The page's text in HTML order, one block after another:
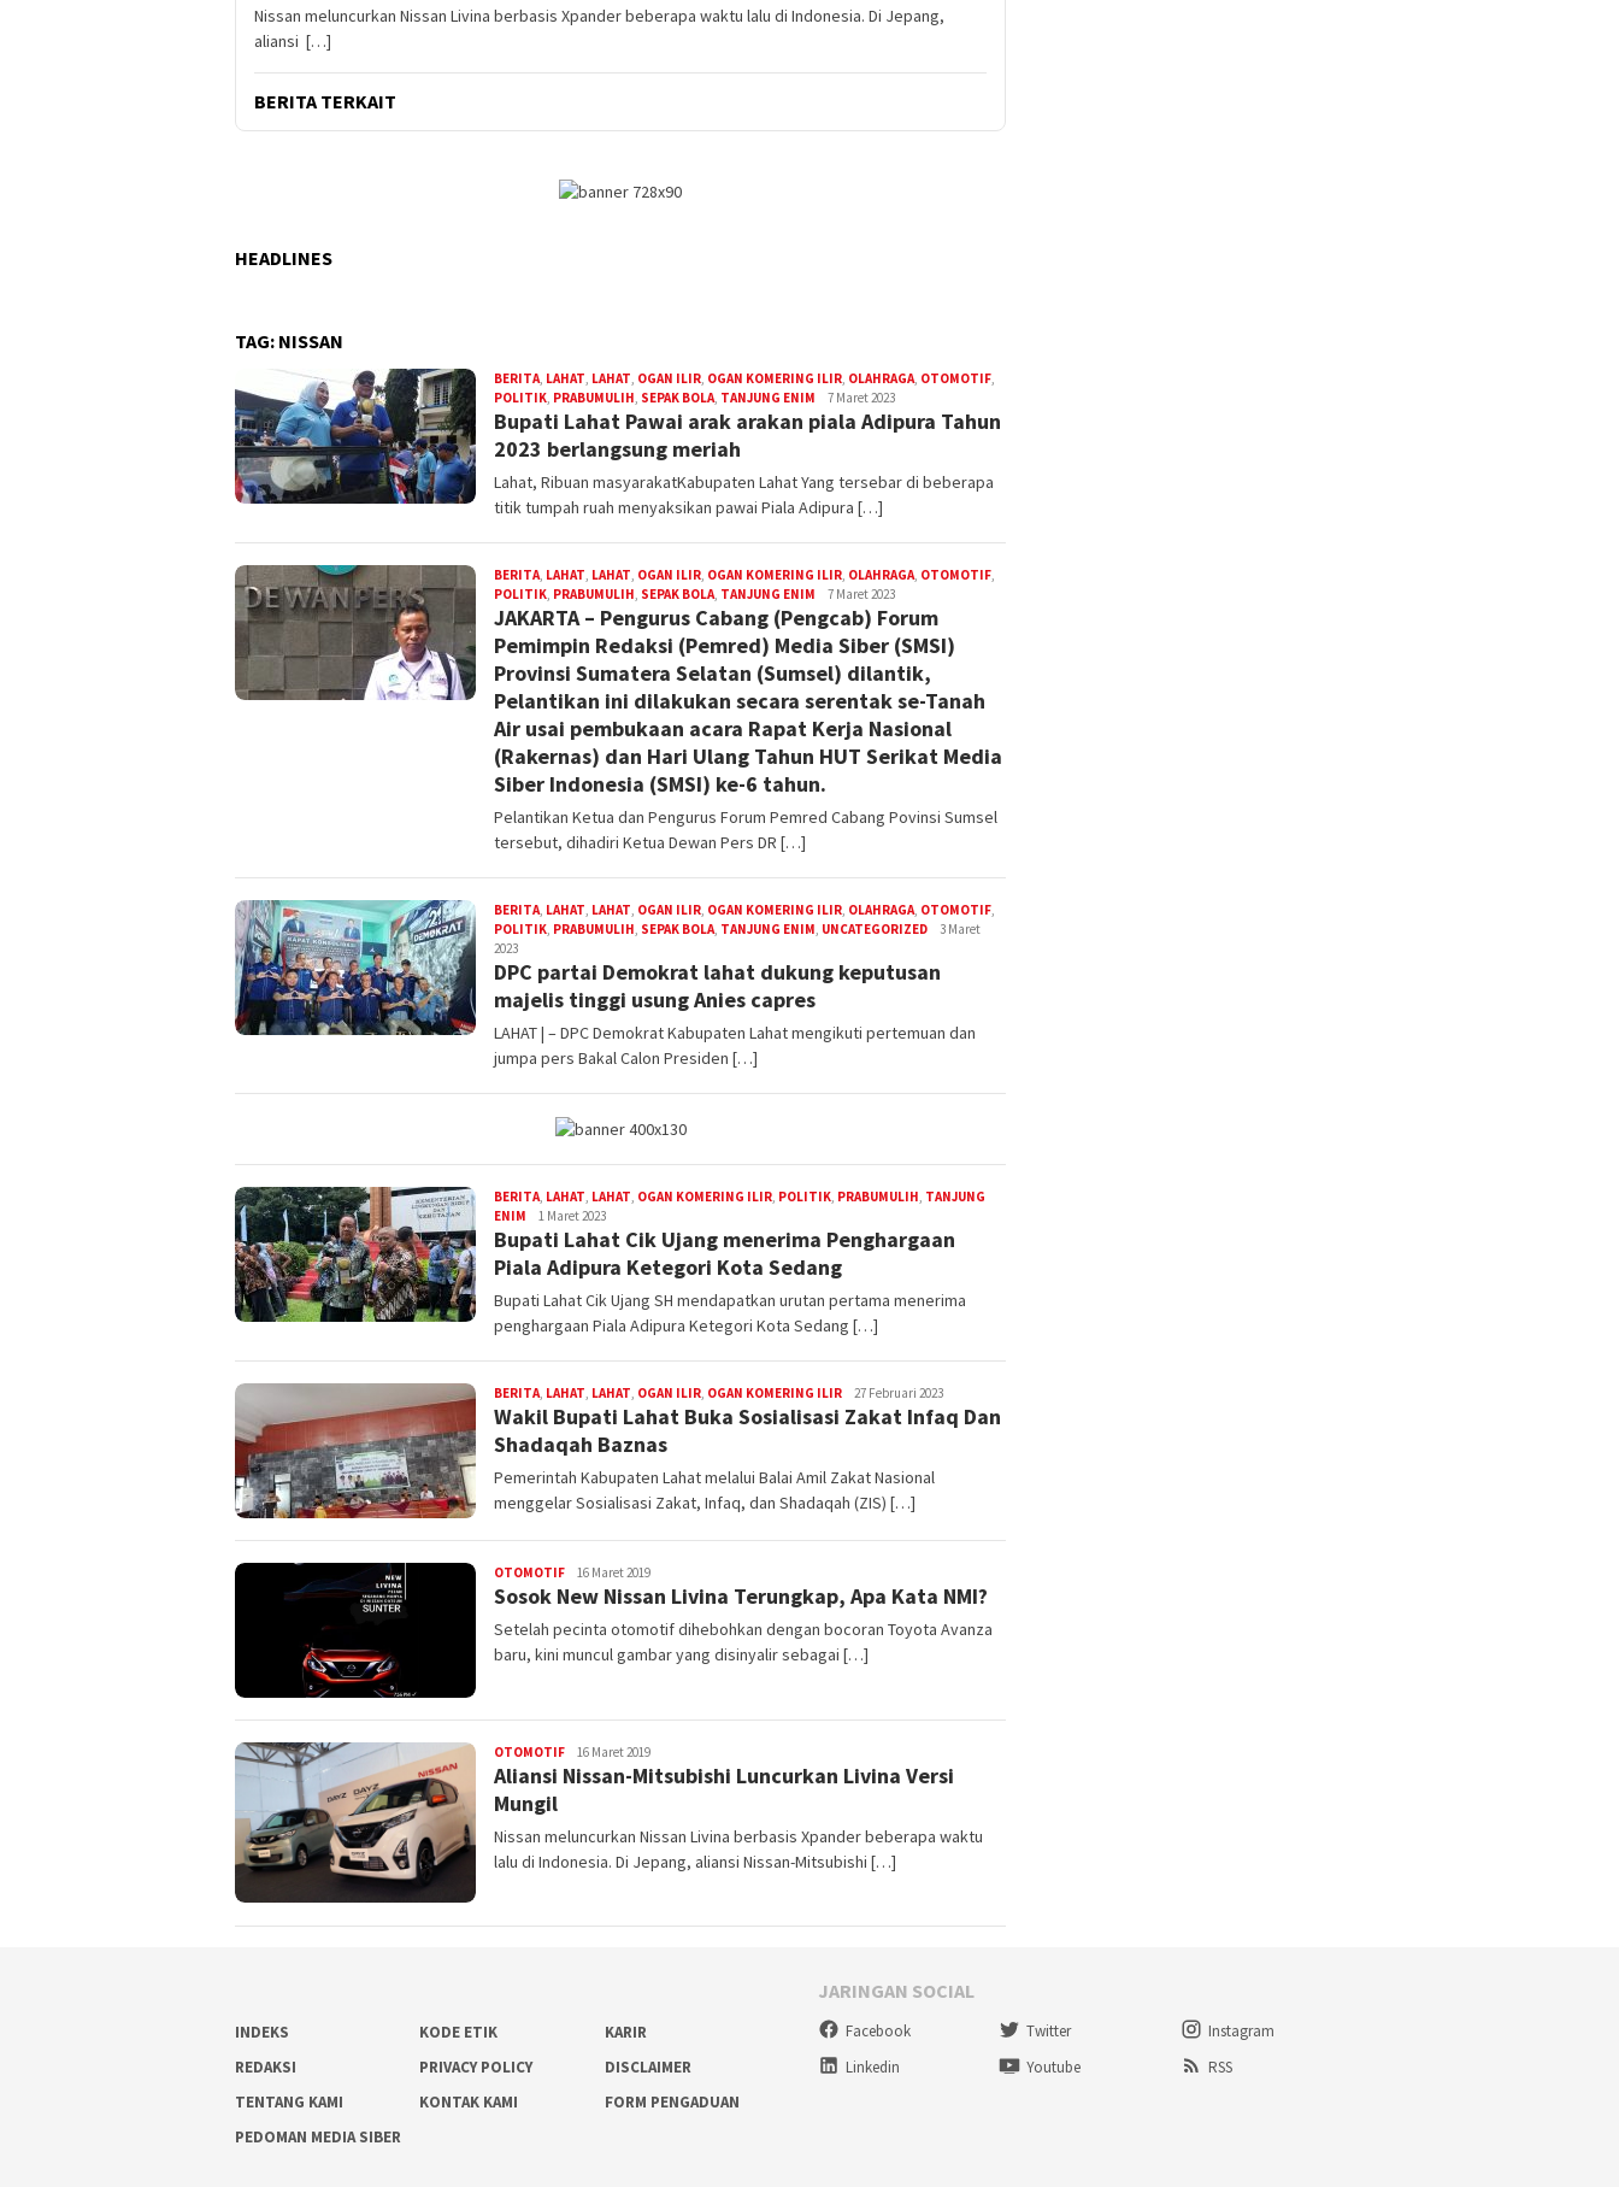
Nissan meluncurkan Nissan Livina berbasis Xpander beberapa waktu lalu di Indonesia. Di Jepang,
aliansi […]
BERITA TERKAIT
HEADLINES
TAG: NISSAN
BERITA LAHAT LAHAT OGAN ILIR OGAN KOMERING ILIR OLAHRAGA OTOMOTIF
POLITIK PRABUMULIH SEPAK BOLA TANJUNG ENIM admin
7 Maret 2023
Bupati Lahat Pawai arak arakan piala Adipura Tahun
2023 berlangsung meriah
Lahat, Ribuan masyarakatKabupaten Lahat Yang tersebar di beberapa
titik tumpah ruah menyaksikan pawai Piala Adipura […]
BERITA LAHAT LAHAT OGAN ILIR OGAN KOMERING ILIR OLAHRAGA OTOMOTIF
POLITIK PRABUMULIH SEPAK BOLA TANJUNG ENIM admin
7 Maret 2023
JAKARTA – Pengurus Cabang (Pengcab) Forum
Pemimpin Redaksi (Pemred) Media Siber (SMSI)
Provinsi Sumatera Selatan (Sumsel) dilantik,
Pelantikan ini dilakukan secara serentak se-Tanah
Air usai pembukaan acara Rapat Kerja Nasional
(Rakernas) dan Hari Ulang Tahun HUT Serikat Media
Siber Indonesia (SMSI) ke-6 tahun.
Pelantikan Ketua dan Pengurus Forum Pemred Cabang Povinsi Sumsel
tersebut, dihadiri Ketua Dewan Pers DR […]
BERITA LAHAT LAHAT OGAN ILIR OGAN KOMERING ILIR OLAHRAGA OTOMOTIF
POLITIK PRABUMULIH SEPAK BOLA TANJUNG ENIM UNCATEGORIZED admin
3 Maret
2023
DPC partai Demokrat lahat dukung keputusan
majelis tinggi usung Anies capres
LAHAT | – DPC Demokrat Kabupaten Lahat mengikuti pertemuan dan
jumpa pers Bakal Calon Presiden […]
BERITA LAHAT LAHAT OGAN KOMERING ILIR POLITIK PRABUMULIH TANJUNG
ENIM admin
1 Maret 2023
Bupati Lahat Cik Ujang menerima Penghargaan
Piala Adipura Ketegori Kota Sedang
Bupati Lahat Cik Ujang SH mendapatkan urutan pertama menerima
penghargaan Piala Adipura Ketegori Kota Sedang […]
BERITA LAHAT LAHAT OGAN ILIR OGAN KOMERING ILIR admin
27 Februari 2023
Wakil Bupati Lahat Buka Sosialisasi Zakat Infaq Dan
Shadaqah Baznas
Pemerintah Kabupaten Lahat melalui Balai Amil Zakat Nasional
menggelar Sosialisasi Zakat, Infaq, dan Shadaqah (ZIS) […]
OTOMOTIF admin
16 Maret 2019
Sosok New Nissan Livina Terungkap, Apa Kata NMI?
Setelah pecinta otomotif dihebohkan dengan bocoran Toyota Avanza
baru, kini muncul gambar yang disinyalir sebagai […]
OTOMOTIF admin
16 Maret 2019
Aliansi Nissan-Mitsubishi Luncurkan Livina Versi
Mungil
Nissan meluncurkan Nissan Livina berbasis Xpander beberapa waktu
lalu di Indonesia. Di Jepang, aliansi Nissan-Mitsubishi […]
INDEKS KODE ETIK
KARIR
REDAKSI
PRIVACY POLICY
DISCLAIMER
TENTANG KAMI
KONTAK KAMI
FORM PENGADUAN
PEDOMAN MEDIA SIBER
JARINGAN SOCIAL
Facebook Twitter
Instagram
Linkedin
Youtube RSS